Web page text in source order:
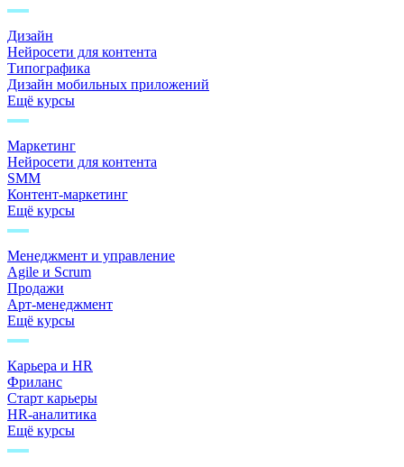
Дизайн
Нейросети для контента
Типографика
Дизайн мобильных приложений
Ещё курсы
Маркетинг
Нейросети для контента
SMM
Контент-маркетинг
Ещё курсы
Менеджмент и управление
Agile и Scrum
Продажи
Арт-менеджмент
Ещё курсы
Карьера и HR
Фриланс
Старт карьеры
HR-аналитика
Ещё курсы